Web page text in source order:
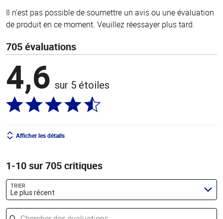
Il n’est pas possible de soumettre un avis ou une évaluation
de produit en ce moment. Veuillez réessayer plus tard.
705 évaluations
4,6 sur 5 étoiles
Afficher les détails
1-10 sur 705 critiques
TRIER
Le plus récent
Chercher des évaluations